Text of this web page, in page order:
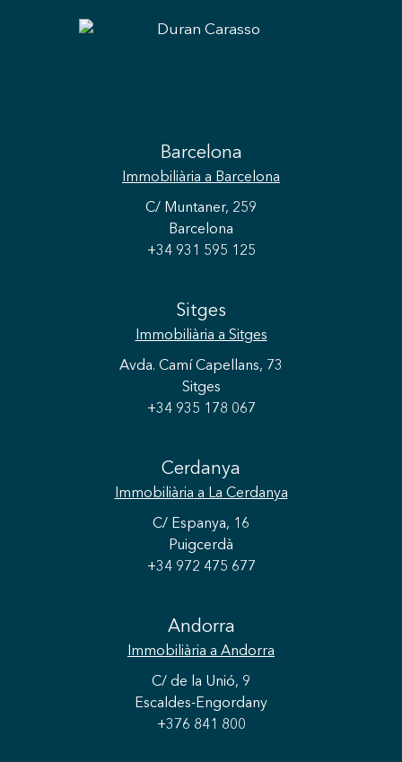
Barcelona
Immobiliària a Barcelona
C/ Muntaner, 259
Barcelona
+34 931 595 125
Sitges
Immobiliària a Sitges
Avda. Camí Capellans, 73
Sitges
+34 935 178 067
Cerdanya
Immobiliària a La Cerdanya
C/ Espanya, 16
Puigcerdà
+34 972 475 677
Andorra
Immobiliària a Andorra
C/ de la Unió, 9
Escaldes-Engordany
+376 841 800